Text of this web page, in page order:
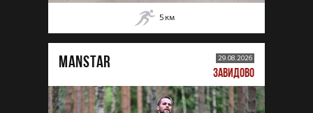
5 км
MANSTAR 29.08.2026
ЗАВИДОВО